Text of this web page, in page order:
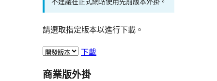
請選取指定版本以進行下載。
下載
商業版外掛